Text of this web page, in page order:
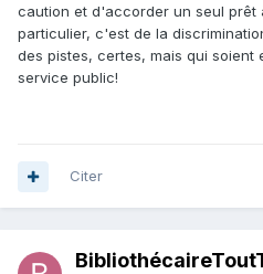
caution et d'accorder un seul prêt
particulier, c'est de la
des pistes, certes, mais qui
service public!
Citer